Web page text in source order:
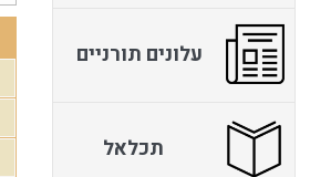
עלונים תורניים
תכלאל